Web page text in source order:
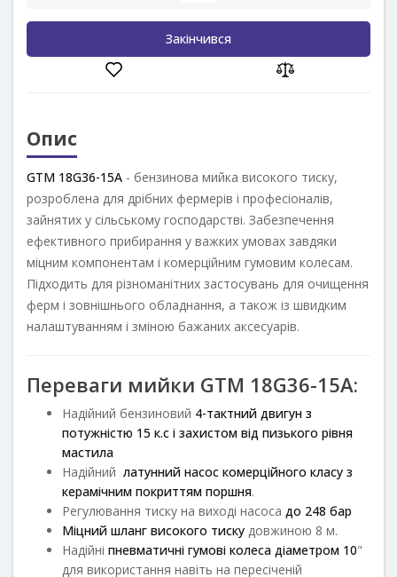
Закінчився
Опис
GTM 18G36-15A - бензинова мийка високого тиску,
розроблена для дрібних фермерів і професіоналів,
зайнятих у сільському господарстві. Забезпечення
ефективного прибирання у важких умовах завдяки
міцним компонентам і комерційним гумовим колесам.
Підходить для різноманітних застосувань для очищення
ферм і зовнішнього обладнання, а також із швидким
налаштуванням і зміною бажаних аксесуарів.
Переваги мийки GTM 18G36-15A:
Надійний бензиновий 4-тактний двигун з
потужністю 15 к.с і захистом від пизького рівня
мастила
Надійний латунний насос комерційного класу з
керамічним покриттям поршня.
Регулювання тиску на виході насоса до 248 бар
Міцний шланг високого тиску довжиною 8 м.
Надійні пневматичні гумові колеса діаметром 10"
для використання навіть на пересіченій